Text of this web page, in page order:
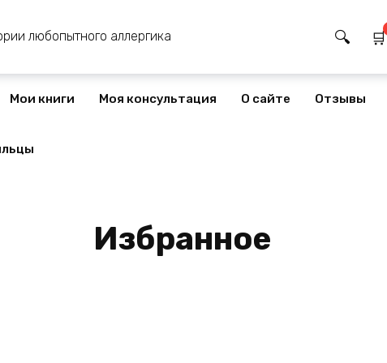
любопытного аллергика
Мои книги Моя консультация О сайте Отзывы
Избранное